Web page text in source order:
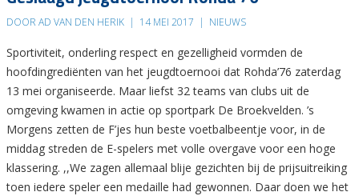
DOOR AD VAN DEN HERIK | 14 MEI 2017 | NIEUWS
Sportiviteit, onderling respect en gezelligheid vormden de
hoofdingrediënten van het jeugdtoernooi dat Rohda’76 zaterdag
13 mei organiseerde. Maar liefst 32 teams van clubs uit de
omgeving kwamen in actie op sportpark De Broekvelden. ’s
Morgens zetten de F’jes hun beste voetbalbeentje voor, in de
middag streden de E-spelers met volle overgave voor een hoge
klassering. ,,We zagen allemaal blije gezichten bij de prijsuitreiking
toen iedere speler een medaille had gewonnen. Daar doen we het